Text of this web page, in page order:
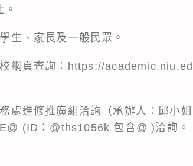
生、家長及一般民眾。
網頁查詢： https://
處進修推廣組洽詢（承辦人：邱小
(ID：@ths1056k 包含@ )洽詢。